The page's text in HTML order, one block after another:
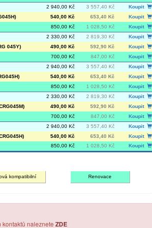
2 940,00 Kč 3 557,40 Kč
Koupit
540,00 Kč 653,40 Kč
Koupit
850,00 Kč 1 028,50 Kč
Koupit
2 330,00 Kč 2 819,30 Kč
Koupit
045Y) 490,00 Kč 592,90 Kč
Koupit
700,00 Kč 847,00 Kč
Koupit
2 940,00 Kč 3 557,40 Kč
Koupit
540,00 Kč 653,40 Kč
Koupit
850,00 Kč 1 028,50 Kč
Koupit
2 330,00 Kč 2 819,30 Kč
Koupit
490,00 Kč 592,90 Kč
Koupit
700,00 Kč 847,00 Kč
Koupit
2 940,00 Kč 3 557,40 Kč
Koupit
540,00 Kč 653,40 Kč
Koupit
850,00 Kč 1 028,50 Kč Koupit
kompatibilní Renovace
naleznete ZDE